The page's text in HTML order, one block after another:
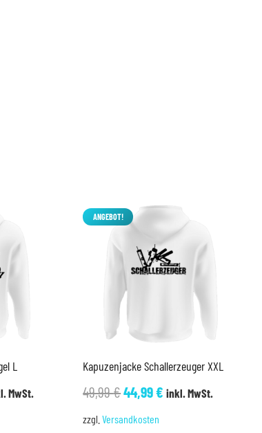
L
MwSt.
ANGEBOT!
Kapuzenjacke Schallerzeuger XXL
49,99€Ursprünglicher
Preis
44,99€Aktueller
inkl. MwSt.
zzgl.Versandkosten